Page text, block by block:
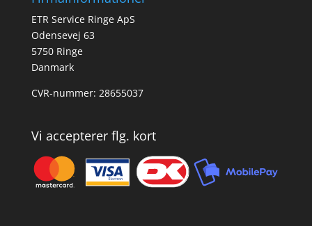
ETR Service Ringe ApS
Odensevej 63
5750 Ringe
Danmark
CVR-nummer: 28655037
Vi accepterer flg. kort